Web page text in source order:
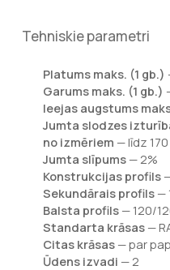
Tehniskie parametri
Platums maks. (1 gb.)
Garums maks. (1 gb.)
Ieejas augstums
Jumta slodzes
no izmēriem — līdz
Jumta slīpums— 2%
Konstrukcijas profils
Sekundārais profils—
Balsta profils— 120/
Standarta krāsas—
Citas krāsas— par
Ūdens izvadi — 2